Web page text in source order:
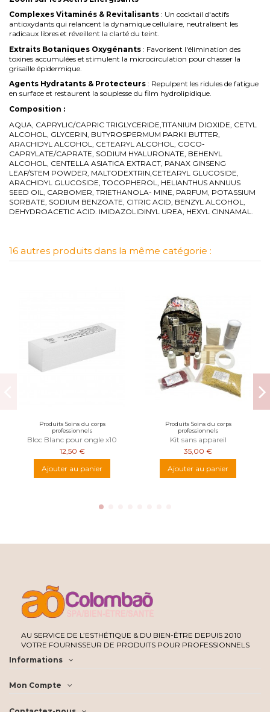
Complexes Vitaminés & Revitalisants : Un cocktail d'actifs
antioxydants qui relancent la dynamique cellulaire, neutralisent les
radicaux libres et réveillent la clarté du teint.
Extraits Botaniques Oxygénants : Favorisent l'élimination des
toxines accumulées et stimulent la microcirculation pour chasser la
grisaille épidermique.
Agents Hydratants & Protecteurs : Repulpent les ridules de fatigue
en surface et restaurent la souplesse du film hydrolipidique.
Composition :
AQUA, CAPRYLIC/CAPRIC TRIGLYCERIDE,TITANIUM DIOXIDE, CETYL
ALCOHOL, GLYCERIN, BUTYROSPERMUM PARKII BUTTER,
ARACHIDYL ALCOHOL, CETEARYL ALCOHOL, COCO-
CAPRYLATE/CAPRATE, SODIUM HYALURONATE, BEHENYL
ALCOHOL, CENTELLA ASIATICA EXTRACT, PANAX GINSENG
LEAF/STEM POWDER, MALTODEXTRIN,CETEARYL GLUCOSIDE,
ARACHIDYL GLUCOSIDE, TOCOPHEROL, HELIANTHUS ANNUUS
SEED OIL, CARBOMER, TRIETHANOLA- MINE, PARFUM, POTASSIUM
SORBATE, SODIUM BENZOATE, CITRIC ACID, BENZYL ALCOHOL,
DEHYDROACETIC ACID. IMIDAZOLIDINYL UREA, HEXYL CINNAMAL.
16 autres produits dans la même catégorie :
Produits Soins du corps
professionnels
Bloc Blanc pour ongle x10
12,50 €
Ajouter au panier
Produits Soins du corps
professionnels
Kit sans appareil
35,00 €
Ajouter au panier
AU SERVICE DE L’ESTHÉTIQUE & DU BIEN-ÊTRE DEPUIS 2010
VOTRE FOURNISSEUR DE PRODUITS POUR PROFESSIONNELS
Informations
Mon Compte